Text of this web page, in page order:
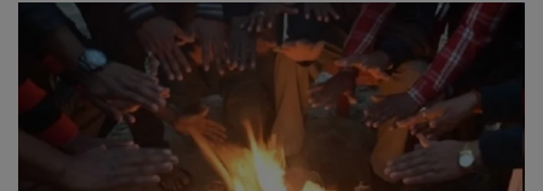
Team
Guest Author
About Author